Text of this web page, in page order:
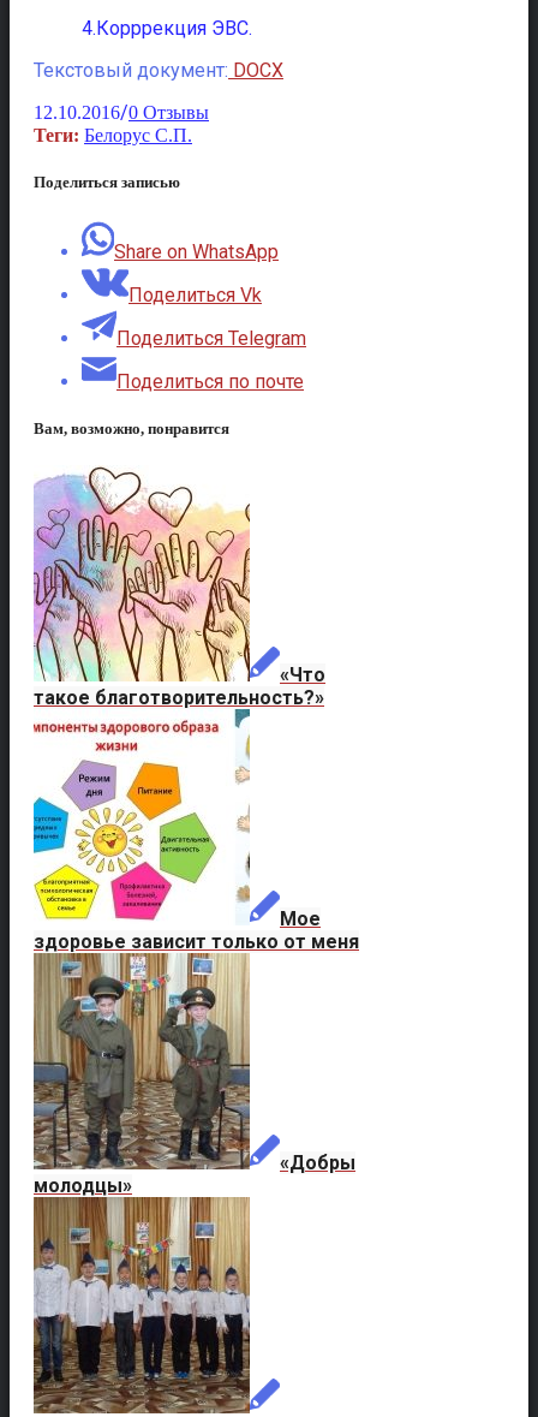
4.Корррекция ЭВС.
Текстовый документ: DOCX
12.10.2016/0 Отзывы
Теги: Белорус С.П.
Поделиться записью
Share on WhatsApp
Поделиться Vk
Поделиться Telegram
Поделиться по почте
Вам, возможно, понравится
«Что
такое благотворительность?»
Мое
здоровье зависит только от меня
«Добры
молодцы»